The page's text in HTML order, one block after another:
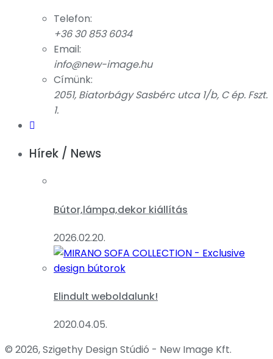
Telefon:
+36 30 853 6034
Email:
info@new-image.hu
Címünk:
2051, Biatorbágy Sasbérc utca 1/b, C ép. Fszt.
1.
Hírek / News
Bútor,lámpa,dekor kiállítás
2026.02.20.
Elindult weboldalunk!
2020.04.05.
© 2026, Szigethy Design Stúdió - New Image Kft.